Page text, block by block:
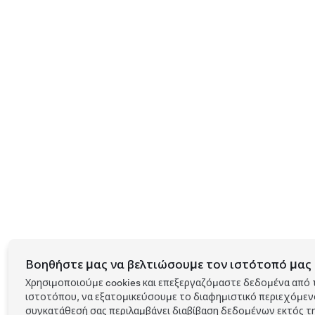
Βοηθήστε μας να βελτιώσουμε τον ιστότοπό
Χρησιμοποιούμε cookies και επεξεργαζόμαστε δεδομένα
ιστοτόπου, να εξατομικεύσουμε το διαφημιστικό
συγκατάθεσή σας περιλαμβάνει διαβίβαση δεδομένων εκτός